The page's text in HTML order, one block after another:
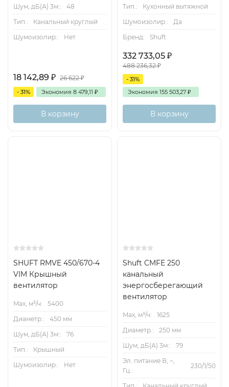
Шум, дБ(А) 3м::
48
Тип.:
Канальный круглый
Шумоизолир.:
Нет
18 142,89 ₽ 26 622₽
- 31% Экономия 8 479,11 ₽
В корзину
Тип.:
Кухонный вытяжной
Шумоизолир.:
Да
Бренд:
Shuft
332 733,05 ₽
488 236,32₽
- 31%
Экономия 155 503,27 ₽
В корзину
SHUFT RMVE 450/670-4
VIM Крышный
вентилятор
Max, м³/ч:
5400
Диаметр.:
450 мм
Шум, дБ(А) 3м::
76
Тип.:
Крышный
Шумоизолир.:
Нет
Shuft CMFE 250
канальный
энергосберегающий
вентилятор
Max, м³/ч:
1625
Диаметр.:
250 мм
Шум, дБ(А) 3м::
79
Эл. питание В, ~,
Гц.:
230/1/50